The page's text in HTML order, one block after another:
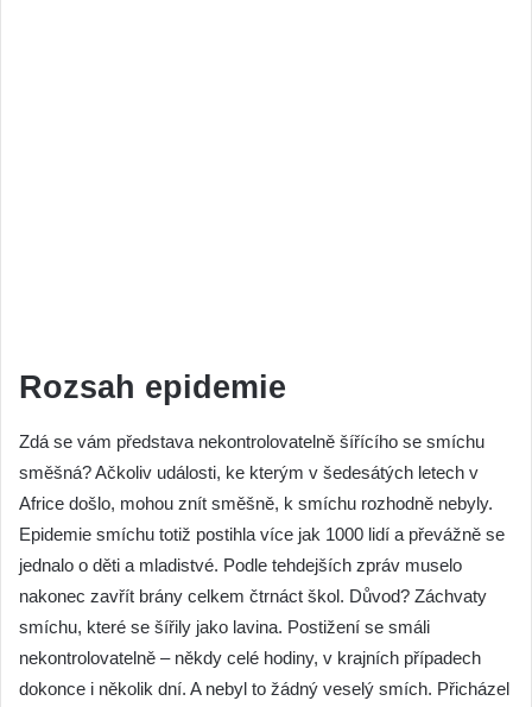
Rozsah epidemie
Zdá se vám představa nekontrolovatelně šířícího se smíchu
směšná? Ačkoliv události, ke kterým v šedesátých letech v
Africe došlo, mohou znít směšně, k smíchu rozhodně nebyly.
Epidemie smíchu totiž postihla více jak 1000 lidí a převážně se
jednalo o děti a mladistvé. Podle tehdejších zpráv muselo
nakonec zavřít brány celkem čtrnáct škol. Důvod? Záchvaty
smíchu, které se šířily jako lavina. Postižení se smáli
nekontrolovatelně – někdy celé hodiny, v krajních případech
dokonce i několik dní. A nebyl to žádný veselý smích. Přicházel